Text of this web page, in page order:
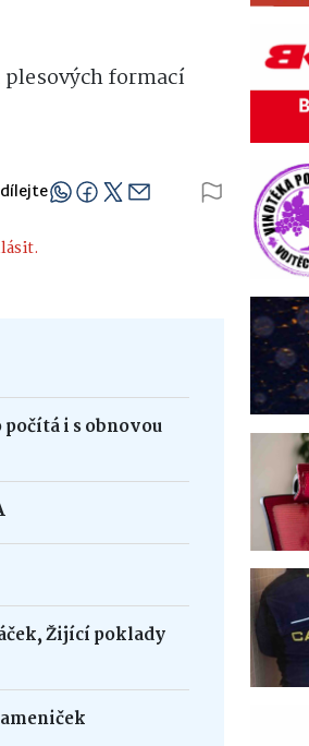
plesových formací
i s obnovou
Žijící poklady